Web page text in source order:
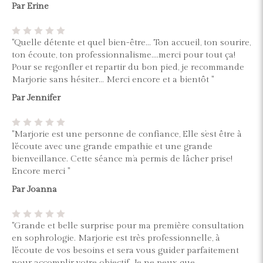
Par Erine
"Quelle détente et quel bien-être... Ton accueil, ton sourire,
ton écoute, ton professionnalisme....merci pour tout ça!
Pour se regonfler et repartir du bon pied, je recommande
Marjorie sans hésiter... Merci encore et a bientôt "
Par Jennifer
"Marjorie est une personne de confiance, Elle s’est être à
l’écoute avec une grande empathie et une grande
bienveillance. Cette séance m’a permis de lâcher prise!
Encore merci "
Par Joanna
"Grande et belle surprise pour ma première consultation
en sophrologie. Marjorie est très professionnelle, à
l'écoute de vos besoins et sera vous guider parfaitement